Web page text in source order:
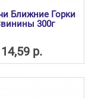
Ближние Горки
300г
р.